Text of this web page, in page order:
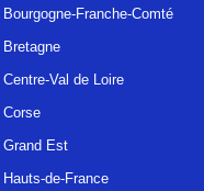
Bourgogne-Franche-Comté
Bretagne
Centre-Val de Loire
Corse
Grand Est
Hauts-de-France